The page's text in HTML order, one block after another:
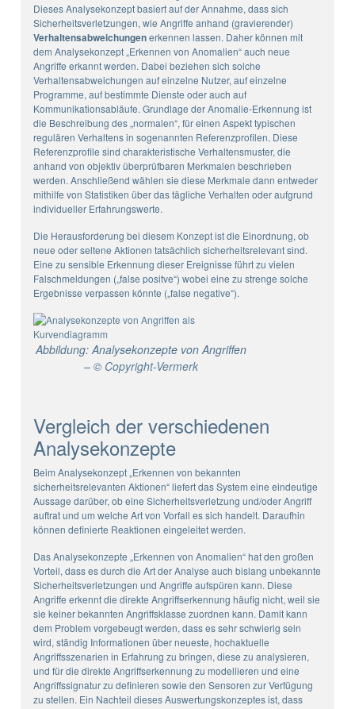
Dieses Analysekonzept basiert auf der Annahme, dass sich
Sicherheitsverletzungen, wie Angriffe anhand (gravierender)
Verhaltensabweichungenerkennen lassen. Daher können mit
dem Analysekonzept „Erkennen von Anomalien“ auch neue
Angriffe erkannt werden. Dabei beziehen sich solche
Verhaltensabweichungen auf einzelne Nutzer, auf einzelne
Programme, auf bestimmte Dienste oder auch auf
Kommunikationsabläufe. Grundlage der Anomalie-Erkennung ist
die Beschreibung des „normalen“, für einen Aspekt typischen
regulären Verhaltens in sogenannten Referenzprofilen. Diese
Referenzprofile sind charakteristische Verhaltensmuster, die
anhand von objektiv überprüfbaren Merkmalen beschrieben
werden. Anschließend wählen sie diese Merkmale dann entweder
mithilfe von Statistiken über das tägliche Verhalten oder aufgrund
individueller Erfahrungswerte.
Die Herausforderung bei diesem Konzept ist die Einordnung, ob
neue oder seltene Aktionen tatsächlich sicherheitsrelevant sind.
Eine zu sensible Erkennung dieser Ereignisse führt zu vielen
Falschmeldungen („false positve“) wobei eine zu strenge solche
Ergebnisse verpassen könnte („false negative“).
Abbildung: Analysekonzepte von Angriffen
– © Copyright-Vermerk
Vergleich der verschiedenen
Analysekonzepte
Beim Analysekonzept „Erkennen von bekannten
sicherheitsrelevanten Aktionen“ liefert das System eine eindeutige
Aussage darüber, ob eine Sicherheitsverletzung und/oder Angriff
auftrat und um welche Art von Vorfall es sich handelt. Daraufhin
können definierte Reaktionen eingeleitet werden.
Das Analysekonzepte „Erkennen von Anomalien“ hat den großen
Vorteil, dass es durch die Art der Analyse auch bislang unbekannte
Sicherheitsverletzungen und Angriffe aufspüren kann. Diese
Angriffe erkennt die direkte Angriffserkennung häufig nicht, weil sie
sie keiner bekannten Angriffsklasse zuordnen kann. Damit kann
dem Problem vorgebeugt werden, dass es sehr schwierig sein
wird, ständig Informationen über neueste, hochaktuelle
Angriffsszenarien in Erfahrung zu bringen, diese zu analysieren,
und für die direkte Angriffserkennung zu modellieren und eine
Angriffssignatur zu definieren sowie den Sensoren zur Verfügung
zu stellen. Ein Nachteil dieses Auswertungskonzeptes ist, dass